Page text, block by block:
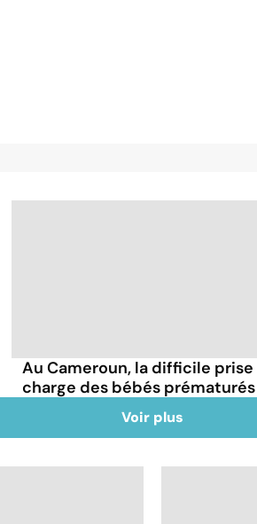
Au Cameroun, la difficile prise
charge des bébés prématurés
Voir plus